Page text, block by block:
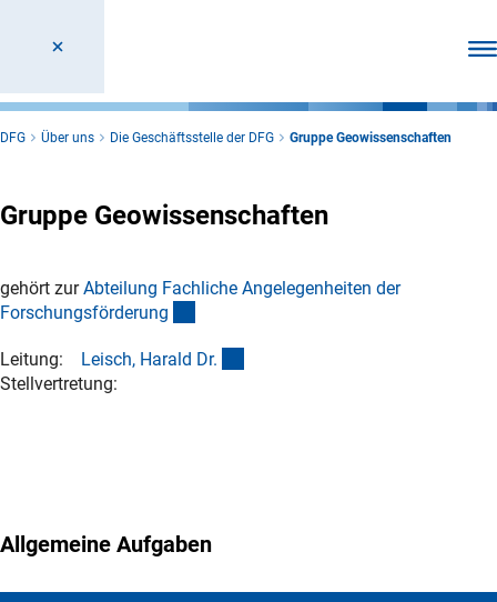
DFG Über uns Die Geschäftsstelle der DFG Gruppe Geowissenschaften
Gruppe Geowissenschaften
gehört zurAbteilung Fachliche Angelegenheiten der
Forschungsförderung
Leitung: Leisch, Harald Dr.
Stellvertretung:
Allgemeine Aufgaben